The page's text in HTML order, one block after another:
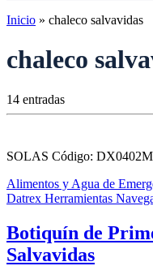
Inicio » chaleco salvavidas
chaleco
14 entradas
SOLAS Código: DX0402M
Alimentos y Agua de
Datrex Herramientas
Botiquín de
Salvavidas